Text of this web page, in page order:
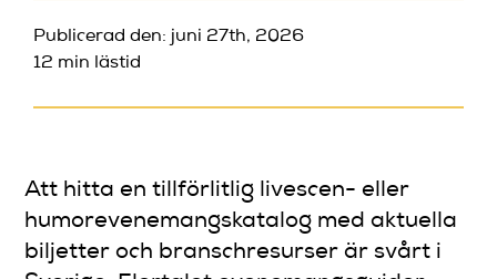
Publicerad den: juni 27th, 2026
12 min lästid
Att hitta en tillförlitlig livescen- eller
humorevenemangskatalog med aktuella
biljetter och branschresurser är svårt i